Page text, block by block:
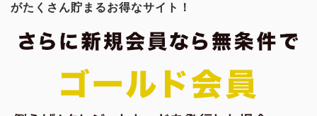
がたくさん貯まるお得なサイト！